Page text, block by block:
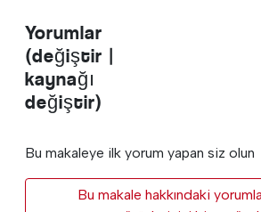
Yorumlar
(değiştir |
kaynağı
değiştir)
Bu makaleye ilk yorum yapan siz olun
Bu makale hakkındaki